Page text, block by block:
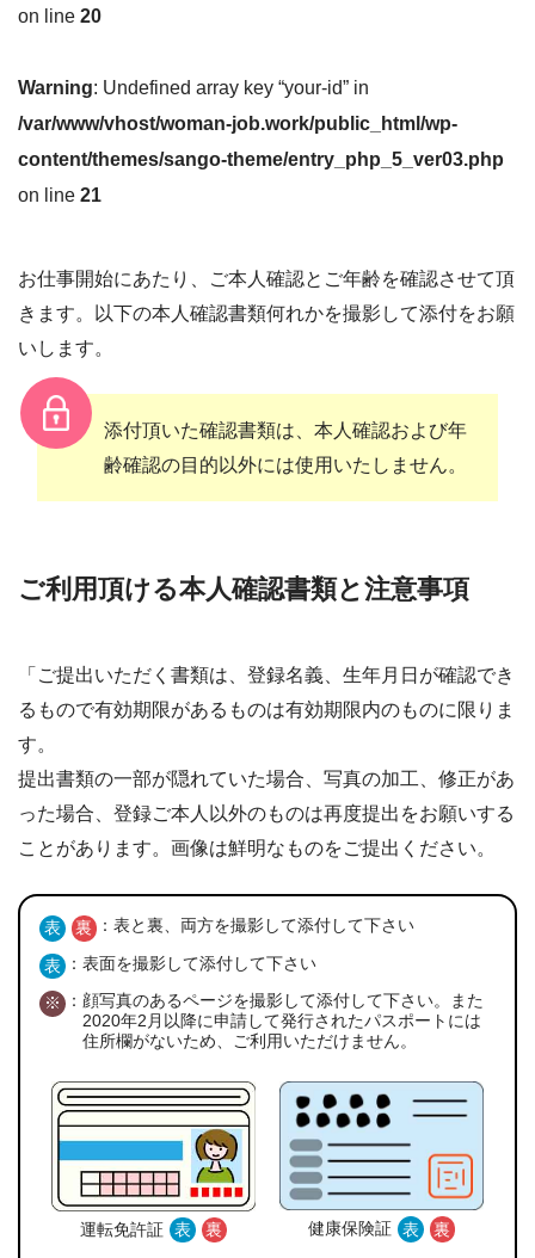
on line 20
Warning: Undefined array key “your-id” in
/var/www/vhost/woman-job.work/public_html/wp-
content/themes/sango-theme/entry_php_5_ver03.php
on line 21
お仕事開始にあたり、ご本人確認とご年齢を確認させて頂
きます。以下の本人確認書類何れかを撮影して添付をお願
いします。
添付頂いた確認書類は、本人確認および年
齢確認の目的以外には使用いたしません。
ご利用頂ける本人確認書類と注意事項
「ご提出いただく書類は、登録名義、生年月日が確認でき
るもので有効期限があるものは有効期限内のものに限りま
す。
提出書類の一部が隠れていた場合、写真の加工、修正があ
った場合、登録ご本人以外のものは再度提出をお願いする
ことがあります。画像は鮮明なものをご提出ください。
表 裏 ：表と裏、両方を撮影して添付して下さい
表 ： 表面を撮影して添付して下さい
※ ： 顔写真のあるページを撮影して添付して下さい。また
2020年2月以降に申請して発行されたパスポートには
住所欄がないため、ご利用いただけません。
運転免許証 表 裏 健康保険証 表 裏